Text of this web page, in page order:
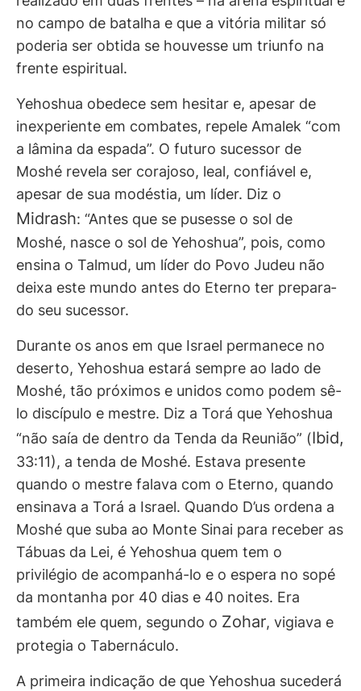
no campo de batalha e que a vitória militar só
poderia ser obtida se houvesse um triunfo na
frente espiritual.
Yehoshua obedece sem hesitar e, apesar de
inexperiente em combates, repele Amalek “com
a lâmina da espada”. O futuro sucessor de
Moshé revela ser corajoso, leal, confiável e,
apesar de sua modéstia, um líder. Diz o
Midrash: “Antes que se pusesse o sol de
Moshé, nasce o sol de Yehoshua”, pois, como
ensina o Talmud, um líder do Povo Judeu não
deixa este mundo antes do Eterno ter prepara­
do seu sucessor.
Durante os anos em que Israel permanece no
deserto, Yehoshua estará sempre ao lado de
Moshé, tão próximos e unidos como podem sê-
lo discípulo e mestre. Diz a Torá que Yehoshua
“não saía de dentro da Tenda da Reunião” (Ibid,
33:11), a tenda de Moshé. Estava presente
quando o mestre falava com o Eterno, quando
ensinava a Torá a Israel. Quando D’us ordena a
Moshé que suba ao Monte Sinai para receber as
Tábuas da Lei, é Yehoshua quem tem o
privilégio de acompanhá-lo e o espera no sopé
da montanha por 40 dias e 40 noites. Era
também ele quem, segundo o Zohar, vigiava e
protegia o Tabernáculo.
A primeira indicação de que Yehoshua sucederá